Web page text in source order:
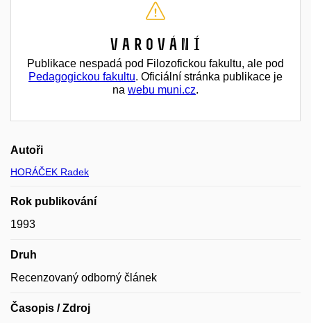
Varování
Publikace nespadá pod Filozofickou fakultu, ale pod
Pedagogickou fakultu. Oficiální stránka publikace je
na webu muni.cz.
Autoři
HORÁČEK Radek
Rok publikování
1993
Druh
Recenzovaný odborný článek
Časopis / Zdroj